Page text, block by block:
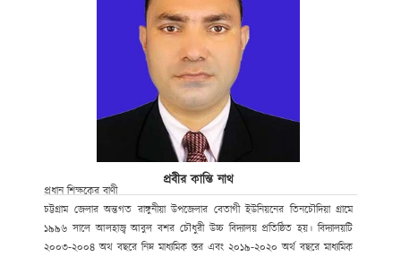
I wish overall success of the school.
Al-haj Md. Azam Khan Chowdhury
President , School Managing Committee
Al-haj Abul Bashar Chowdhury High School,
Rangunia, Chittagong.
প্রবীর কান্তি নাথ
প্রধান শিক্ষকের বাণী
চট্টগ্রাম জেলার অন্তগত রাঙ্গুনীয়া উপজেলার বেতাগী ইউনিয়নের তিনচৌদিয়া গ্রামে
১৯৯৬ সালে আলহাজ্ব আবুল বশর চৌধুরী উচ্চ বিদ্যালয় প্রতিষ্ঠিত হয়। বিদ্যালয়টি
২০০৩-২০০৪ অথ বছরে নিম্ন মাধ্যমিক স্তর এবং ২০১৯-২০২০ অর্থ বছরে মাধ্যমিক